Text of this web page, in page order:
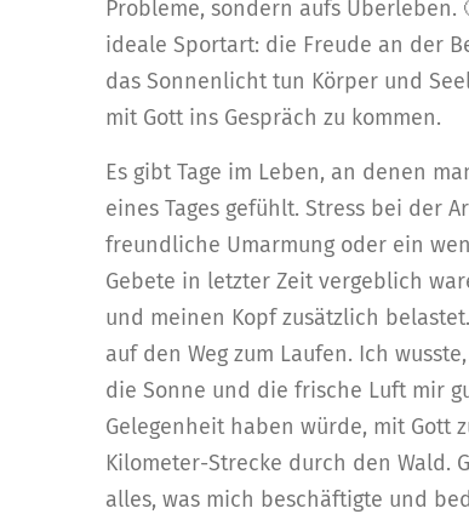
Probleme, sondern aufs
ideale Sportart: die Freude an der
das Sonnenlicht tun Körper und
mit Gott ins Gespräch zu kommen.
Es gibt Tage im Leben, an denen
eines Tages gefühlt. Stress bei der
freundliche Umarmung oder ein
Gebete in letzter Zeit vergeblich
und meinen Kopf zusätzlich
auf den Weg zum Laufen. Ich
die Sonne und die frische Luft mir
Gelegenheit haben würde, mit Gott
Kilometer-Strecke durch den Wald.
alles, was mich beschäftigte und